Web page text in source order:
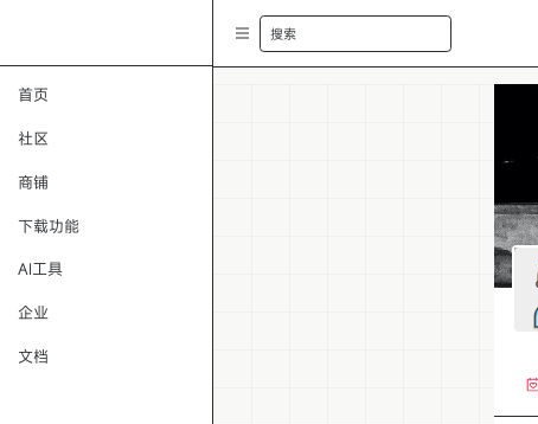
首页
社区
商铺
下载功能
AI工具
企业
文档
搜索